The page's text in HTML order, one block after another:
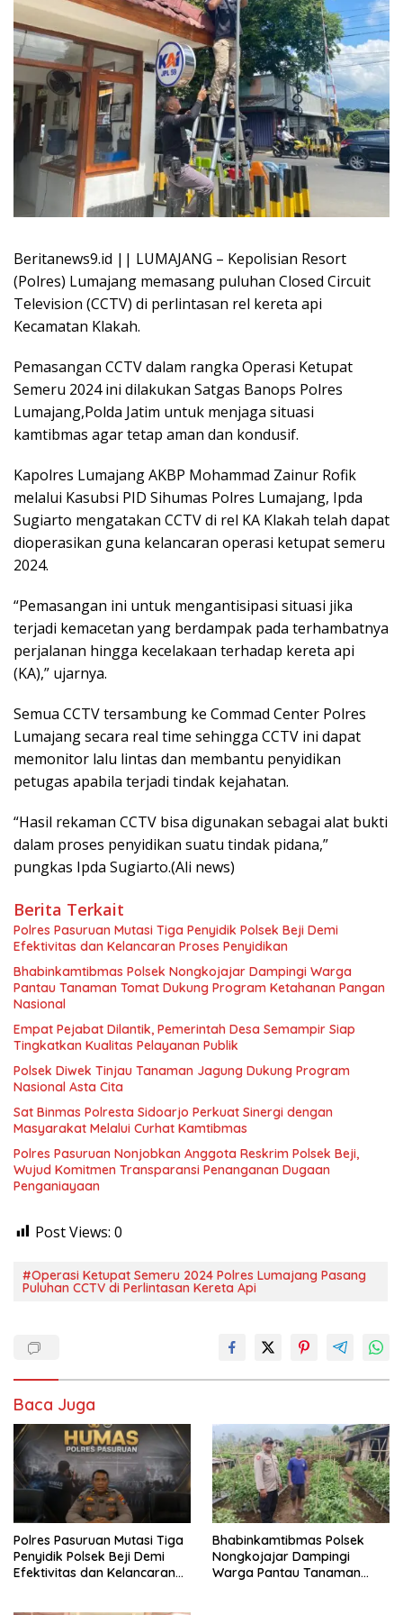
Beritanews9.id || LUMAJANG – Kepolisian Resort
(Polres) Lumajang memasang puluhan Closed Circuit
Television (CCTV) di perlintasan rel kereta api
Kecamatan Klakah.
Pemasangan CCTV dalam rangka Operasi Ketupat
Semeru 2024 ini dilakukan Satgas Banops Polres
Lumajang,Polda Jatim untuk menjaga situasi
kamtibmas agar tetap aman dan kondusif.
Kapolres Lumajang AKBP Mohammad Zainur Rofik
melalui Kasubsi PID Sihumas Polres Lumajang, Ipda
Sugiarto mengatakan CCTV di rel KA Klakah telah dapat
dioperasikan guna kelancaran operasi ketupat semeru
2024.
“Pemasangan ini untuk mengantisipasi situasi jika
terjadi kemacetan yang berdampak pada terhambatnya
perjalanan hingga kecelakaan terhadap kereta api
(KA),” ujarnya.
Semua CCTV tersambung ke Commad Center Polres
Lumajang secara real time sehingga CCTV ini dapat
memonitor lalu lintas dan membantu penyidikan
petugas apabila terjadi tindak kejahatan.
“Hasil rekaman CCTV bisa digunakan sebagai alat bukti
dalam proses penyidikan suatu tindak pidana,”
pungkas Ipda Sugiarto.(Ali news)
Berita Terkait
Polres Pasuruan Mutasi Tiga Penyidik Polsek Beji Demi
Efektivitas dan Kelancaran Proses Penyidikan
Bhabinkamtibmas Polsek Nongkojajar Dampingi Warga
Pantau Tanaman Tomat Dukung Program Ketahanan Pangan
Nasional
Empat Pejabat Dilantik, Pemerintah Desa Semampir Siap
Tingkatkan Kualitas Pelayanan Publik
Polsek Diwek Tinjau Tanaman Jagung Dukung Program
Nasional Asta Cita
Sat Binmas Polresta Sidoarjo Perkuat Sinergi dengan
Masyarakat Melalui Curhat Kamtibmas
Polres Pasuruan Nonjobkan Anggota Reskrim Polsek Beji,
Wujud Komitmen Transparansi Penanganan Dugaan
Penganiayaan
Post Views: 0
#Operasi Ketupat Semeru 2024 Polres Lumajang Pasang
Puluhan CCTV di Perlintasan Kereta Api
Baca Juga
Polres Pasuruan Mutasi Tiga
Penyidik Polsek Beji Demi
Efektivitas dan Kelancaran
Bhabinkamtibmas Polsek
Nongkojajar Dampingi
Warga Pantau Tanaman